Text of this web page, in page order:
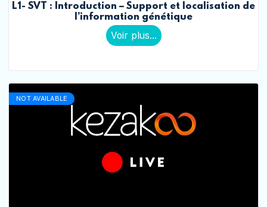
L1- SVT : Introduction – Support et localisation de
l’information génétique
Voir plus...
NOT AVAILABLE